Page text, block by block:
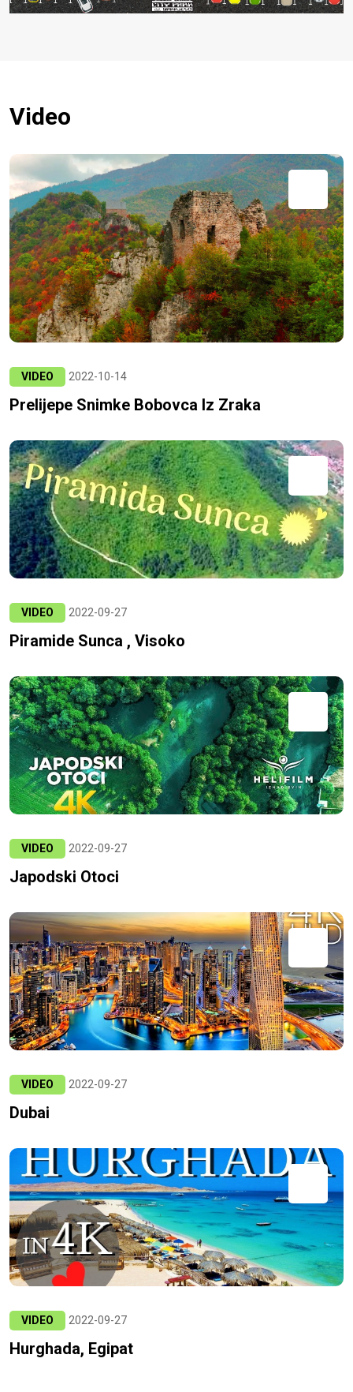
Video
VIDEO 2022-10-14
Prelijepe Snimke Bobovca Iz Zraka
VIDEO 2022-09-27
Piramide Sunca , Visoko
VIDEO 2022-09-27
Japodski Otoci
VIDEO 2022-09-27
Dubai
VIDEO 2022-09-27
Hurghada, Egipat